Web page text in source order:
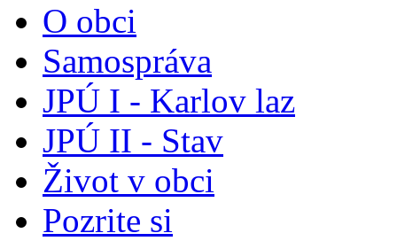
O obci
Samospráva
JPÚ I - Karlov laz
JPÚ II - Stav
Život v obci
Pozrite si